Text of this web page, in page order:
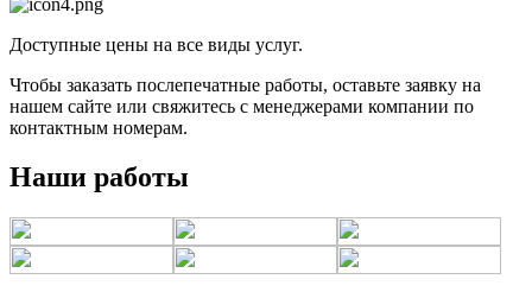
Доступные цены на все виды услуг.
Чтобы заказать послепечатные работы, оставьте заявку на
нашем сайте или свяжитесь с менеджерами компании по
контактным номерам.
Наши работы